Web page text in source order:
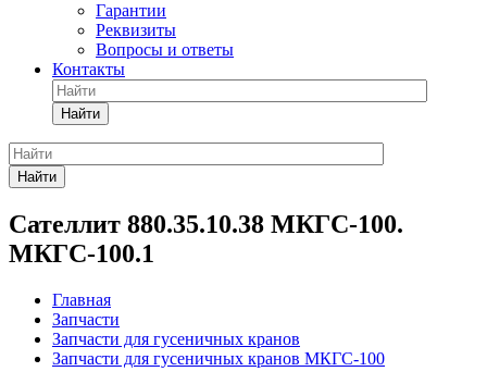
Гарантии
Реквизиты
Вопросы и ответы
Контакты
Найти
Найти
Сателлит 880.35.10.38 МКГС-100.
МКГС-100.1
Главная
Запчасти
Запчасти для гусеничных кранов
Запчасти для гусеничных кранов МКГС-100